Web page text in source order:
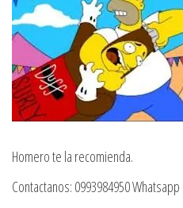
era:
$35.00.
es:
$30.00.
Homero te la recomienda.
Contactanos: 0993984950 Whatsapp